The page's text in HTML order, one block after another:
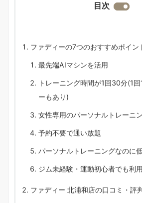
目次
ファディーの7つのおすすめポイン
最先端AIマシンを活用
トレーニング時間が1回30分(1
ーもあり)
女性専用のパーソナルトレーニ
予約不要で通い放題
パーソナルトレーニングなのに
ジム未経験・運動初心者でも利
ファディー 北浦和店の口コミ・評